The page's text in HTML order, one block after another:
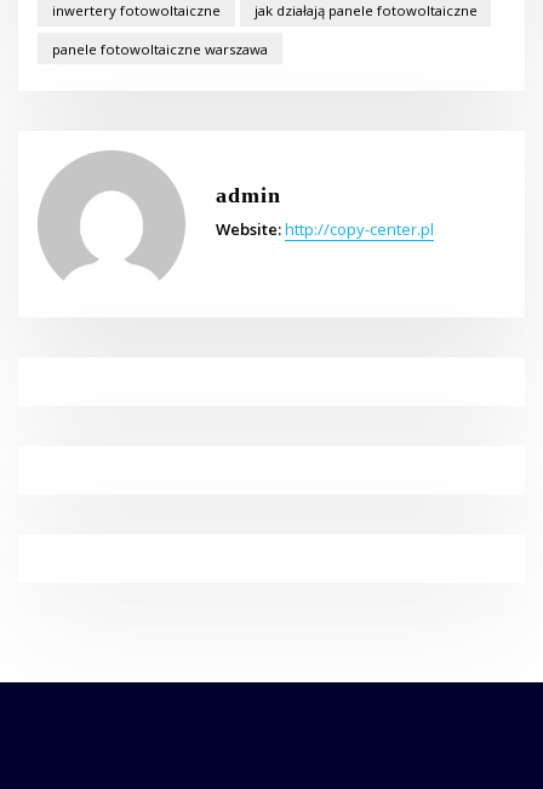
inwertery fotowoltaiczne jak działają panele fotowoltaiczne
panele fotowoltaiczne warszawa
admin
Website:http://copy-center.pl